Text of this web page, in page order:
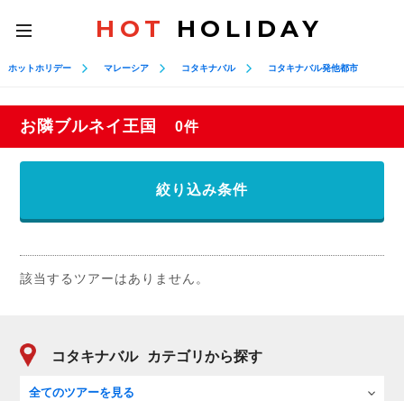
toggle
navigation
HOT HOLIDAY
ホットホリデー マレーシア コタキナバル コタキナバル発他都市
お隣ブルネイ王国 0件
絞り込み条件
該当するツアーはありません。
コタキナバル カテゴリから探す
全てのツアーを見る